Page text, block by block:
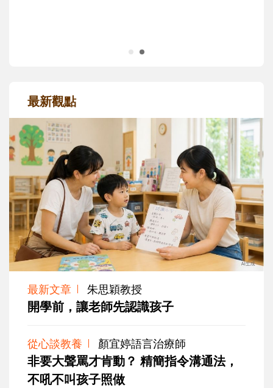
最新觀點
最新文章 朱思穎教授
開學前，讓老師先認識孩子
從心談教養 顏宜婷語言治療師
非要大聲罵才肯動？ 精簡指令溝通法，
不吼不叫孩子照做